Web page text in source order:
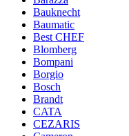
Bauknecht
Baumatic
Best CHEF
Blomberg
Bompani
Borgio
Bosch
Brandt
CATA
CEZARIS